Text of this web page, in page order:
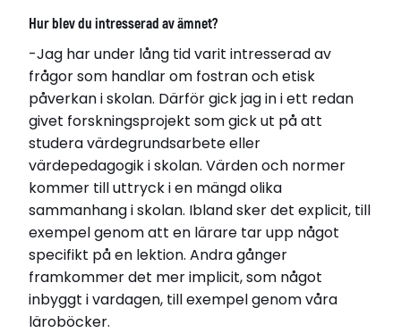
Läs avhandling
Hur blev du intresserad av ämnet?
-Jag har under lång tid varit intresserad av
frågor som handlar om fostran och etisk
påverkan i skolan. Därför gick jag in i ett redan
givet forskningsprojekt som gick ut på att
studera värdegrundsarbete eller
värdepedagogik i skolan. Värden och normer
kommer till uttryck i en mängd olika
sammanhang i skolan. Ibland sker det explicit, till
exempel genom att en lärare tar upp något
specifikt på en lektion. Andra gånger
framkommer det mer implicit, som något
inbyggt i vardagen, till exempel genom våra
läroböcker.